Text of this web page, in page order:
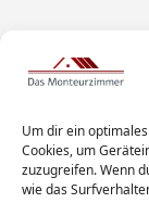
Um dir ein
Cookies, um
zuzugreifen. Wenn
wie das